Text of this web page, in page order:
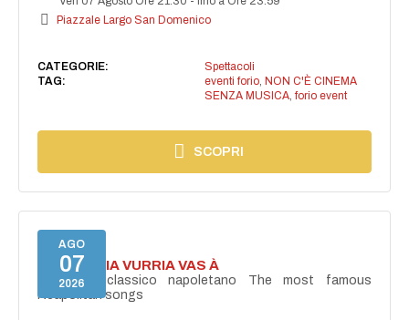
Piazzale Largo San Domenico
CATEGORIE:
Spettacoli
TAG:
eventi forio, NON C'È CINEMA
SENZA MUSICA, forio event
SCOPRI
AGO
07
2026
I'TE VURRIA VURRIA VAS À
Concerto classico napoletano The most famous
Neapolitan songs